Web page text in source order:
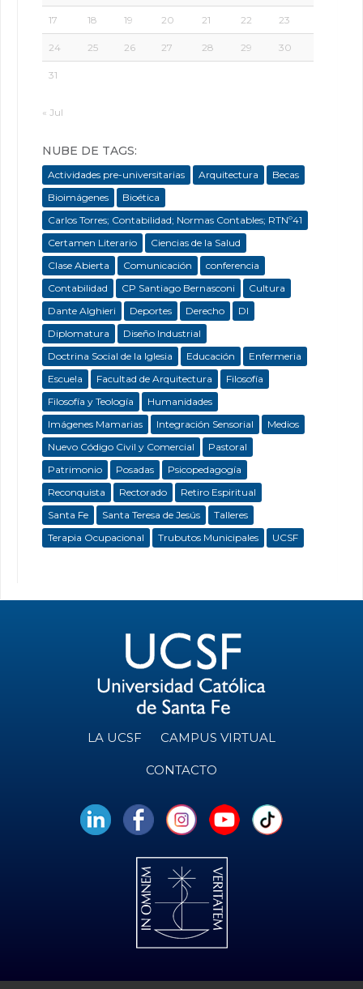
17 18 19 20 21 22 23
24 25 26 27 28 29 30
31
« Jul
NUBE DE TAGS:
Actividades pre-universitarias Arquitectura
Becas
Bioimágenes
Bioética
Carlos Torres; Contabilidad; Normas Contables; RTNº41
Certamen Literario
Ciencias de la Salud
Clase Abierta
Comunicación
conferencia
Contabilidad
CP Santiago Bernasconi
Cultura
Dante Alghieri
Deportes Derecho
DI
Diplomatura
Diseño Industrial
Doctrina Social de la Iglesia
Educación
Enfermeria
Escuela
Facultad de Arquitectura
Filosofía
Filosofía y Teología
Humanidades
Imágenes Mamarias
Integración Sensorial
Medios
Nuevo Código Civil y Comercial
Pastoral
Patrimonio
Posadas
Psicopedagogía
Reconquista
Rectorado
Retiro Espiritual
Santa Fe
Santa Teresa de Jesús
Talleres
Terapia Ocupacional
Trubutos Municipales UCSF
LA UCSF CAMPUS VIRTUAL
CONTACTO